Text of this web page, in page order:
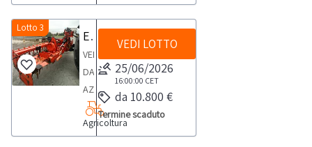
bene
oggetto
di
vendita
non
risulta
Lotto 3
Erpice rotante Maschio Gaspardo
VENDITA
DA
AZIENDA
ATTIVAErpice
rotante
Agricoltura
VEDI LOTTO
25/06/2026
16:00:00 CET
da 10.800 €
Termine scaduto